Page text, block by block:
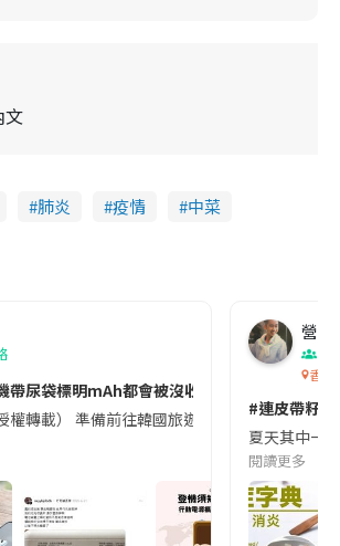
文
肺炎 疫情 中菜
帶尿袋標明mAh都會被沒收😱出發前切記檢查
權轉載） 準備前往韓國旅遊的民眾，近期要
營養
香港
#連皮帶籽
夏天其中一
閱讀更多